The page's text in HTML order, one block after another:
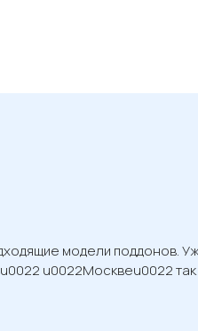
модели поддонов.
u0022Москвеu0022